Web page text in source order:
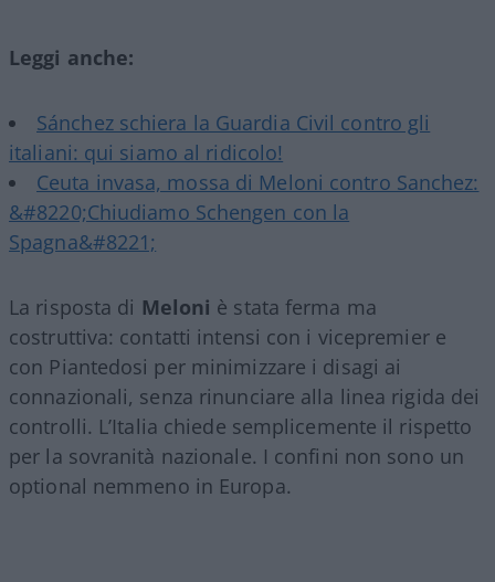
Leggi anche:
Sánchez schiera la Guardia Civil contro gli
italiani: qui siamo al ridicolo!
Ceuta invasa, mossa di Meloni contro Sanchez:
&#8220;Chiudiamo Schengen con la
Spagna&#8221;
La risposta di Meloni è stata ferma ma
costruttiva: contatti intensi con i vicepremier e
con Piantedosi per minimizzare i disagi ai
connazionali, senza rinunciare alla linea rigida dei
controlli. L’Italia chiede semplicemente il rispetto
per la sovranità nazionale. I confini non sono un
optional nemmeno in Europa.